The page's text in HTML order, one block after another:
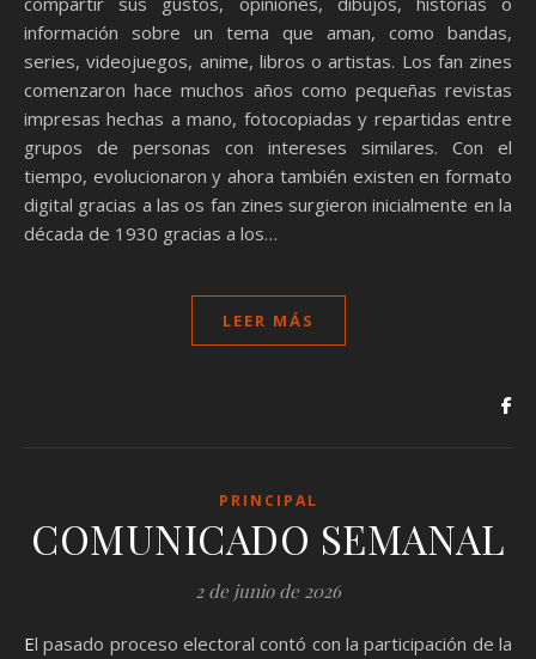
información sobre un tema que aman, como bandas,
series, videojuegos, anime, libros o artistas. Los fan zines
comenzaron hace muchos años como pequeñas revistas
impresas hechas a mano, fotocopiadas y repartidas entre
grupos de personas con intereses similares. Con el
tiempo, evolucionaron y ahora también existen en formato
digital gracias a las os fan zines surgieron inicialmente en la
década de 1930 gracias a los…
LEER MÁS
PRINCIPAL
COMUNICADO SEMANAL
2 de junio de 2026
El pasado proceso electoral contó con la participación de la